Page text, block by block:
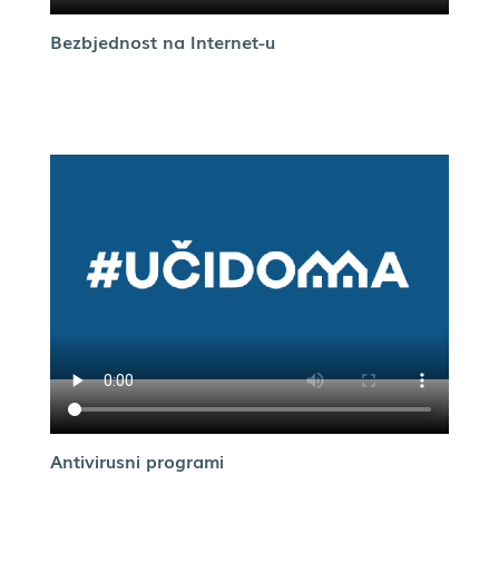
Bezbjednost na Internet-u
Antivirusni programi